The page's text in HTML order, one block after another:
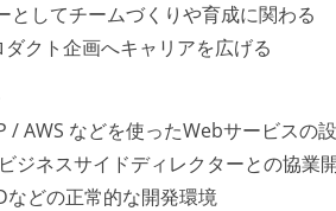
としてチームづくりや育成に関わる
クト企画へキャリアを広げる
/ AWS などを使ったWebサービスの
ジネスサイドディレクターとの協業
などの正常的な開発環境